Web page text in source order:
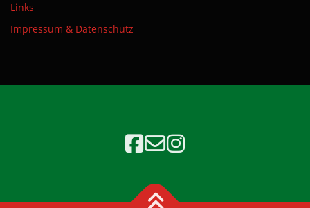
Links
Impressum & Datenschutz